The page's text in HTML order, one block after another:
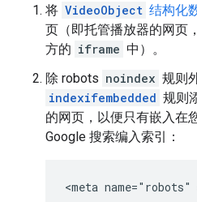
将 VideoObject 结构化
页（即托管播放器的网页
方的 iframe 中）。
除 robots noindex 规则
indexifembedded 规则
的网页，以便只有嵌入在
Google 搜索编入索引：
<meta